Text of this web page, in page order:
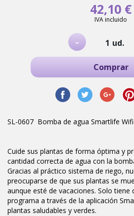
42,10 €
IVA incluido
- ud.
Comprar
SL-0607 Bomba de agua Smartlife Wifi
Cuide sus plantas de forma óptima y
cantidad correcta de agua con la
Gracias al práctico sistema de riego,
preocuparse de que sus plantas se
aunque esté de vacaciones. Solo tiene
programa a través de la aplicación
plantas saludables y verdes.